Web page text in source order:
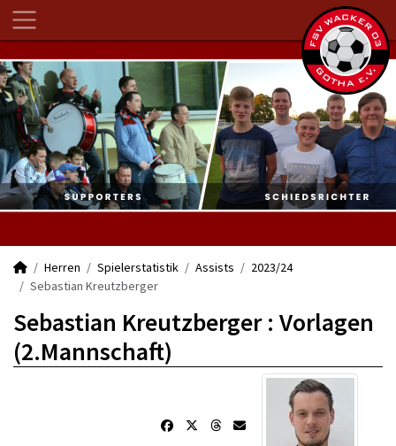
Herren Spielerstatistik Assists
2023/24
Sebastian Kreutzberger
Sebastian Kreutzberger : Vorlagen
(2.Mannschaft)